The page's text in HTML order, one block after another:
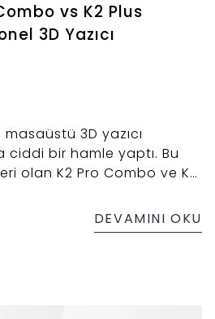
vs K2 Plus
3D Yazıcı
3D yazıcı
ciddi bir hamle yaptı. Bu
olan K2 Pro Combo ve K2
yapabilen, aktif ısıtmalı
İlk bakışta birbirine çok
DEVAMINI OKU